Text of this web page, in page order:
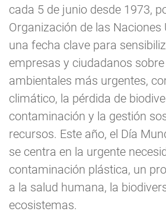
cada 5 de junio desde 1973,
Organización de las Naciones
una fecha clave para
empresas y ciudadanos
ambientales más urgentes,
climático, la pérdida de
contaminación y la gestión
recursos. Este año, el Día
se centra en la urgente
contaminación plástica, un
a la salud humana, la
ecosistemas.